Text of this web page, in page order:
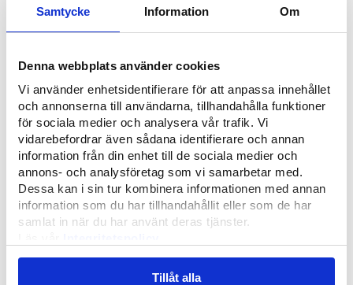
Samtycke Information Om
Denna webbplats använder cookies
Vi använder enhetsidentifierare för att anpassa innehållet
och annonserna till användarna, tillhandahålla funktioner
för sociala medier och analysera vår trafik. Vi
vidarebefordrar även sådana identifierare och annan
information från din enhet till de sociala medier och
annons- och analysföretag som vi samarbetar med.
Dessa kan i sin tur kombinera informationen med annan
information som du har tillhandahållit eller som de har
samlat in när du har använt deras tjänster.
Läs mer om våraCookies
Tillåt alla
“Systemet har lett till att vi har bättre
status över IT-utrustningen sammantaget i
serviceavtalet än vi någonsin har haft
förut.”, berättar Tina, ”För ICA som helhet
och för butikernas varumärke är det viktigt
med en stabil drift.”
Genom integrationer mot befintliga system
har användarna även fått tillgång till
mycket mer information än tidigare och
håller enkelt reda på aktuella butiker. Detta
har resulterat i att andra delar av
organisationen och våra handlare också